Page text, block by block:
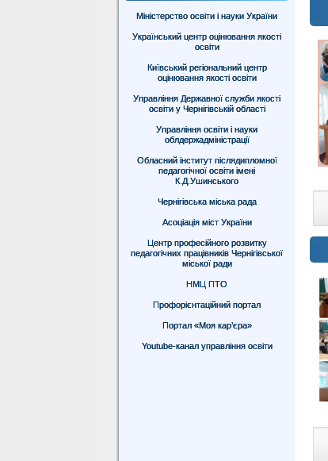
Міністерство освіти і науки України
Український центр оцінювання якості
освіти
Київський регіональний центр
оцінювання якості освіти
Управління Державної служби якості
освіти у Чернігівській області
Управління освіти і науки
облдержадміністрації
Обласний інститут післядипломної
педагогічної освіти імені
К.Д.Ушинського
Чернігівська міська рада
Асоціація міст України
Центр професійного розвитку
педагогічних працівників Чернігівської
міської ради
НМЦ ПТО
Профорієнтаційний портал
Портал «Моя кар’єра»
Youtube-канал управління освіти